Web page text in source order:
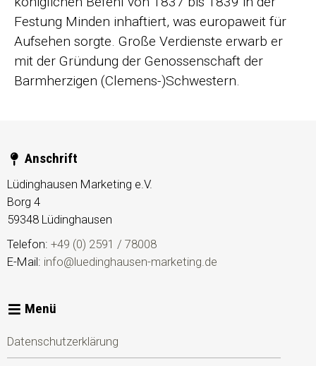
Festung Minden inhaftiert, was europaweit für
Aufsehen sorgte. Große Verdienste erwarb er
mit der Gründung der Genossenschaft der
Barmherzigen (Clemens-)Schwestern.
Anschrift
Lüdinghausen Marketing e.V.
Borg 4
59348 Lüdinghausen
Telefon: +49 (0) 2591 / 78008
E-Mail: info@luedinghausen-marketing.de
Menü
Datenschutzerklärung